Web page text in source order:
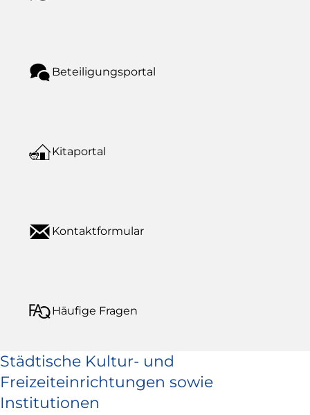
Beteiligungsportal
Kitaportal
Kontaktformular
Häufige Fragen
Städtische Kultur- und
Freizeiteinrichtungen sowie
Institutionen